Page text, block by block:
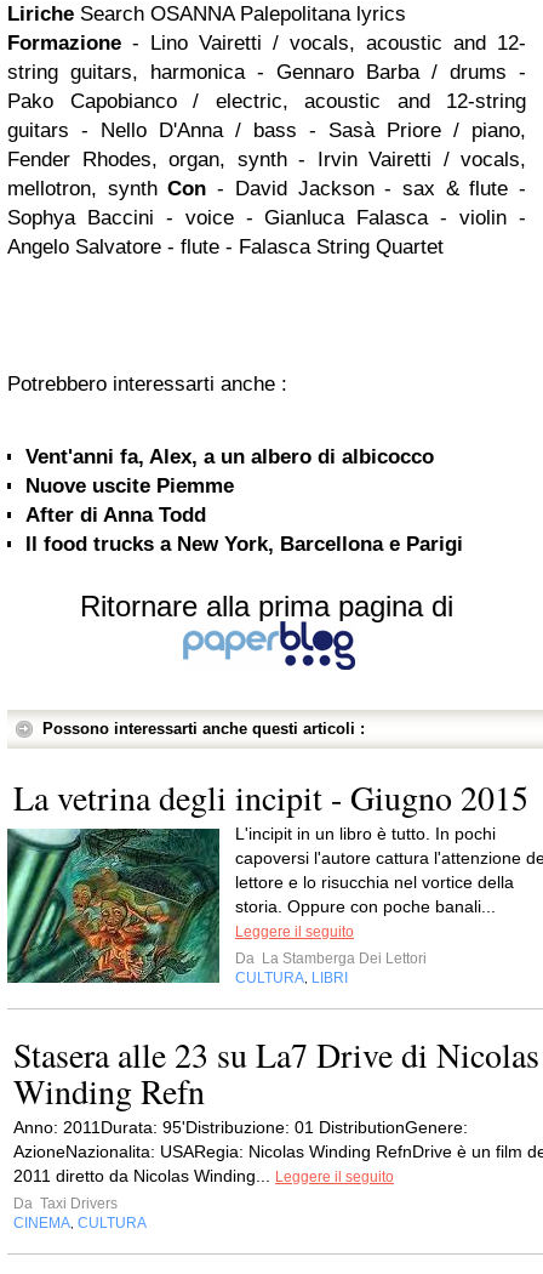
Liriche Search OSANNA Palepolitana lyrics
Formazione - Lino Vairetti / vocals, acoustic and 12-
string guitars, harmonica - Gennaro Barba / drums -
Pako Capobianco / electric, acoustic and 12-string
guitars - Nello D'Anna / bass - Sasà Priore / piano,
Fender Rhodes, organ, synth - Irvin Vairetti / vocals,
mellotron, synth Con - David Jackson - sax & flute -
Sophya Baccini - voice - Gianluca Falasca - violin -
Angelo Salvatore - flute - Falasca String Quartet
Potrebbero interessarti anche :
Vent'anni fa, Alex, a un albero di albicocco
Nuove uscite Piemme
After di Anna Todd
Il food trucks a New York, Barcellona e Parigi
Ritornare alla prima pagina di
Possono interessarti anche questi articoli :
La vetrina degli incipit - Giugno 2015
L'incipit in un libro è tutto. In pochi
capoversi l'autore cattura l'attenzione
lettore e lo risucchia nel vortice della
storia. Oppure con poche banali...
Leggere il seguito
Da La Stamberga Dei Lettori
CULTURA LIBRI
Stasera alle 23 su La7 Drive di Nicolas
Winding Refn
Anno: 2011Durata: 95'Distribuzione: 01 DistributionGenere:
AzioneNazionalita: USARegia: Nicolas Winding RefnDrive è un film
2011 diretto da Nicolas Winding...
Leggere il seguito
Da Taxi Drivers
CINEMA CULTURA